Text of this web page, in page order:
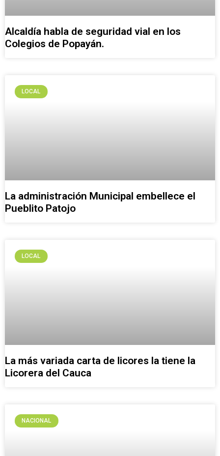
Alcaldía habla de seguridad vial en los
Colegios de Popayán.
LOCAL
La administración Municipal embellece el
Pueblito Patojo
LOCAL
La más variada carta de licores la tiene la
Licorera del Cauca
NACIONAL